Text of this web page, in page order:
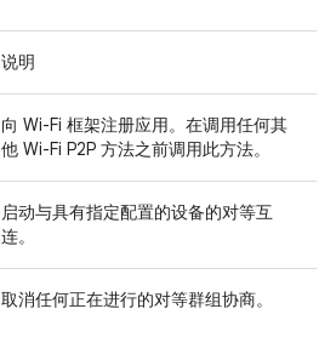
说明
向 Wi-Fi 框架注册应用。在调用任何其
他 Wi-Fi P2P 方法之前调用此方法。
启动与具有指定配置的设备的对等互
连。
取消任何正在进行的对等群组协商。